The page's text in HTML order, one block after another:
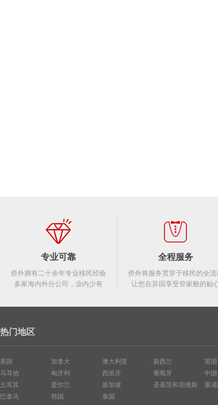
专业可靠
侨外拥有二十余年专业移民经验
多家海内外分公司，业内少有
全程服务
侨外将服务贯穿于移民的全流
让您在异国享受管家般的贴
热门地区
美国
马耳他
土耳其
巴拿马
加拿大
匈牙利
爱尔兰
韩国
澳大利亚
西班牙
新加坡
泰国
新西兰
葡萄牙
圣基茨和尼维斯
英国
中
塞